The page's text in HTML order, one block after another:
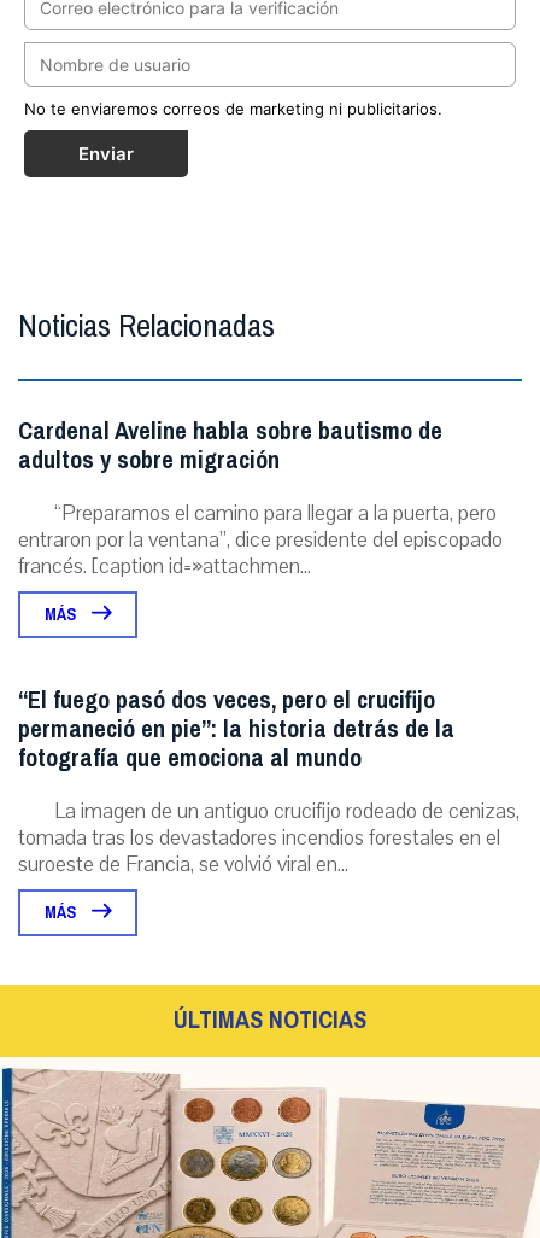
No te enviaremos correos de marketing ni publicitarios.
Enviar
Noticias Relacionadas
Cardenal Aveline habla sobre bautismo de
adultos y sobre migración
“Preparamos el camino para llegar a la puerta, pero
entraron por la ventana”, dice presidente del episcopado
francés. [caption id=»attachmen...
MÁS
“El fuego pasó dos veces, pero el crucifijo
permaneció en pie”: la historia detrás de la
fotografía que emociona al mundo
La imagen de un antiguo crucifijo rodeado de cenizas,
tomada tras los devastadores incendios forestales en el
suroeste de Francia, se volvió viral en...
MÁS
ÚLTIMAS NOTICIAS